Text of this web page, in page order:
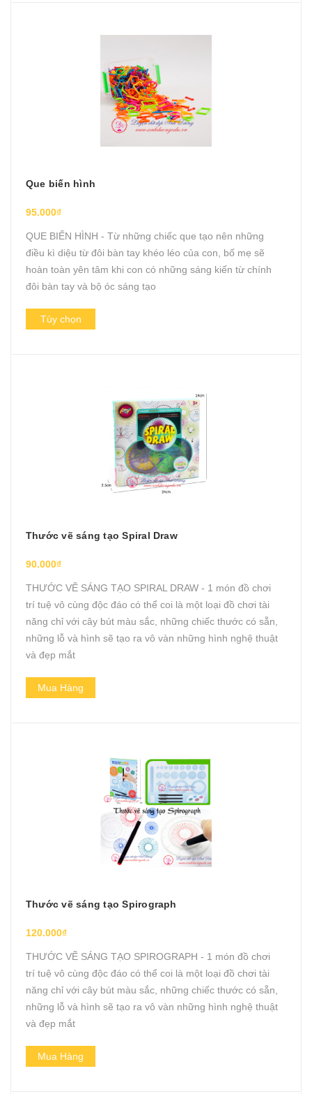
Que biến hình
95.000₫
QUE BIẾN HÌNH - Từ những chiếc que tạo nên những
điều kì diệu từ đôi bàn tay khéo léo của con, bố mẹ sẽ
hoàn toàn yên tâm khi con có những sáng kiến từ chính
đôi bàn tay và bộ óc sáng tạo
Tùy chọn
Thước vẽ sáng tạo Spiral Draw
90.000₫
THƯỚC VẼ SÁNG TẠO SPIRAL DRAW - 1 món đồ chơi
trí tuệ vô cùng độc đáo có thể coi là một loại đồ chơi tài
năng chỉ với cây bút màu sắc, những chiếc thước có sẵn,
những lỗ và hình sẽ tạo ra vô vàn những hình nghệ thuật
và đẹp mắt
Mua Hàng
Thước vẽ sáng tạo Spirograph
120.000₫
THƯỚC VẼ SÁNG TẠO SPIROGRAPH - 1 món đồ chơi
trí tuệ vô cùng độc đáo có thể coi là một loại đồ chơi tài
năng chỉ với cây bút màu sắc, những chiếc thước có sẵn,
những lỗ và hình sẽ tạo ra vô vàn những hình nghệ thuật
và đẹp mắt
Mua Hàng